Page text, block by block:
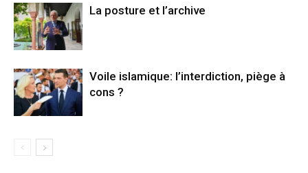
La posture et l’archive
Voile islamique: l’interdiction, piège à
cons ?